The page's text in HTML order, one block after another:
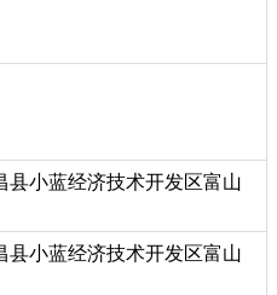
县小蓝经济技术开发区富山
县小蓝经济技术开发区富山